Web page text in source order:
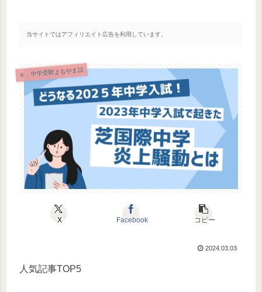
当サイトではアフィリエイト広告を利用しています。
６．中学受験よもやま話
X Facebook コピー
2024.03.03
人気記事TOP5